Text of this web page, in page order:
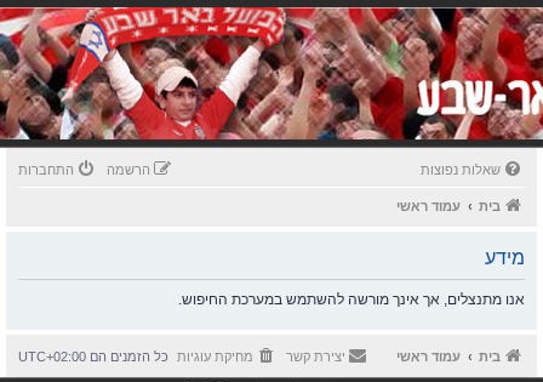
שאלות נפוצות התחברות הרשמה
בית עמוד ראשי
מידע
אנו מתנצלים, אך אינך מורשה להשתמש במערכת החיפוש.
בית עמוד ראשי כל הזמנים הם UTC+02:00 מחיקת עוגיות יצירת קשר